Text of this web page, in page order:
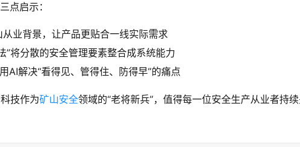
点启示：
从业背景，让产品更贴合一线实际需求
”将分散的安全管理要素整合成系统能力
AI解决“看得见、管得住、防得早”的痛点
技作为矿山安全领域的“老将新兵”，值得每一位安全生产从业者持